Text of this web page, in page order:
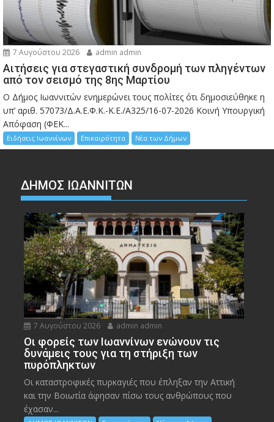
7 Αυγούστου 2026 admin admin
Αιτήσεις για στεγαστική συνδρομή των πληγέντων
από τον σεισμό της 8ης Μαρτίου
Ο Δήμος Ιωαννιτών ενημερώνει τους πολίτες ότι δημοσιεύθηκε η
υπ’ αριθ. 57073/Δ.Α.Ε.Φ.Κ.-Κ.Ε./Α325/16-07-2026 Κοινή Υπουργική
Απόφαση (ΦΕΚ...
Ειδήσεις Ιωαννίνων Επικαιρότητα Νέα των Δήμων
ΔΗΜΟΣ ΙΩΑΝΝΙΤΩΝ
7 Αυγούστου 2026 admin admin
Οι φορείς των Ιωαννίνων ενώνουν τις
δυνάμεις τους για τη στήριξη των
πυρόπληκτων
Οι καταστροφικές πυρκαγιές που έπληξαν την Αττική
και την Bοιωτία άφησαν πίσω τους ανθρώπους που
έχασαν...